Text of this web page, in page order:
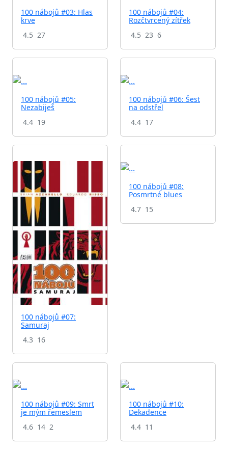
100 nábojů #03: Hlas
krve
4.5 27
100 nábojů #04:
Rozčtvrcený zítřek
4.5 23 6
100 nábojů #05:
Nezabiješ
4.4 19
100 nábojů #06: Šest
na odstřel
4.4 17
100 nábojů #07:
Samuraj
4.3 16
100 nábojů #08:
Posmrtné blues
4.7 15
100 nábojů #09: Smrt
je mým řemeslem
4.6 14 2
100 nábojů #10:
Dekadence
4.4 11